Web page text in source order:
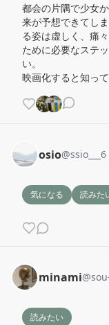
都会の片隅で少女
来が予想できてし
る姿は虚しく、痛
ために必要なステ
い。
映画化すると知っ
osio@ssio___6
気になる 読みた
minami@
読みたい